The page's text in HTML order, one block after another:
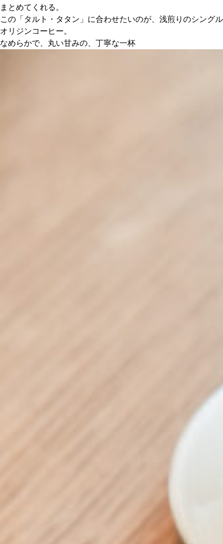
まとめてくれる。
この「タルト・タタン」に合わせたいのが、浅煎りのシングル
オリジンコーヒー。
なめらかで、丸い甘みの、丁寧な一杯